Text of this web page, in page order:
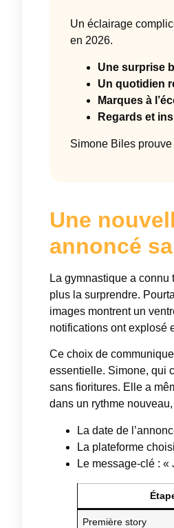
Un éclairage
en 2026.
Une surprise
Un quotidien
Marques à
Regards et
Simone Biles
Une
annoncé
La gymnastique a
plus la surprendre.
images montrent un
notifications ont explosé
Ce choix de
essentielle. Simone, qui
sans fioritures. Elle a
dans un rythme
La date de
La plateforme
Le message-clé :
Première story